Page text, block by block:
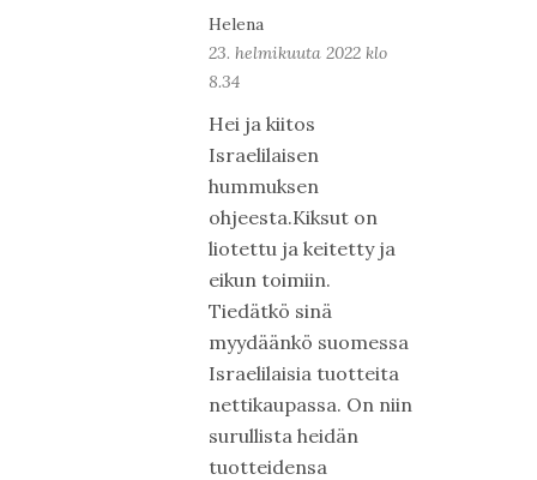
Helena
23. helmikuuta 2022 klo
8.34
Hei ja kiitos
Israelilaisen
hummuksen
ohjeesta.Kiksut on
liotettu ja keitetty ja
eikun toimiin.
Tiedätkö sinä
myydäänkö suomessa
Israelilaisia tuotteita
nettikaupassa. On niin
surullista heidän
tuotteidensa